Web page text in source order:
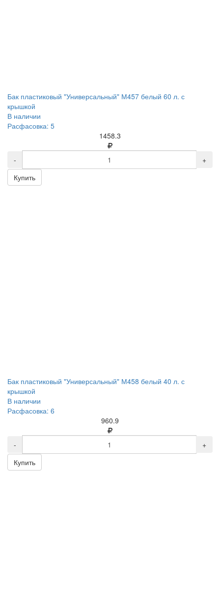
Бак пластиковый "Универсальный" М457 белый 60 л. с
крышкой
В наличии
Расфасовка: 5
1458.3
-
+
Купить
Бак пластиковый "Универсальный" М458 белый 40 л. с
крышкой
В наличии
Расфасовка: 6
960.9
-
+
Купить